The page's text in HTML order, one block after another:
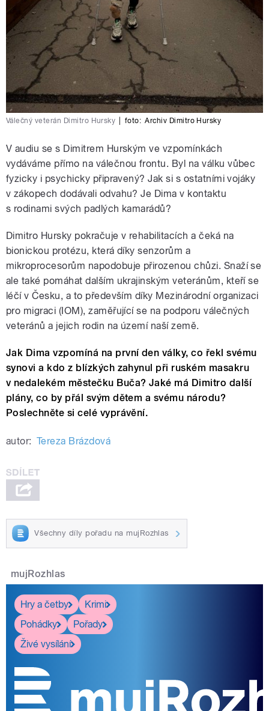
Válečný veterán Dimitro Hursky foto: Archiv Dimitro Hursky
V audiu se s Dimitrem Hurským ve vzpomínkách
vydáváme přímo na válečnou frontu. Byl na válku vůbec
fyzicky i psychicky připravený? Jak si s ostatními vojáky
v zákopech dodávali odvahu? Je Dima v kontaktu
s rodinami svých padlých kamarádů?
Dimitro Hursky pokračuje v rehabilitacích a čeká na
bionickou protézu, která díky senzorům a
mikroprocesorům napodobuje přirozenou chůzi. Snaží se
ale také pomáhat dalším ukrajinským veteránům, kteří se
léčí v Česku, a to především díky Mezinárodní organizaci
pro migraci (IOM), zaměřující se na podporu válečných
veteránů a jejich rodin na území naší země.
Jak Dima vzpomíná na první den války, co řekl svému
synovi a kdo z blízkých zahynul při ruském masakru
v nedalekém městečku Buča? Jaké má Dimitro další
plány, co by přál svým dětem a svému národu?
Poslechněte si celé vyprávění.
autor: Tereza Brázdová
Všechny díly pořadu na mujRozhlas
mujRozhlas
Hry a četby
Krimi
Pohádky
Pořady
Živé vysílání